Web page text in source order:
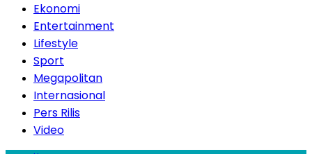
Ekonomi
Entertainment
Lifestyle
Sport
Megapolitan
Internasional
Pers Rilis
Video